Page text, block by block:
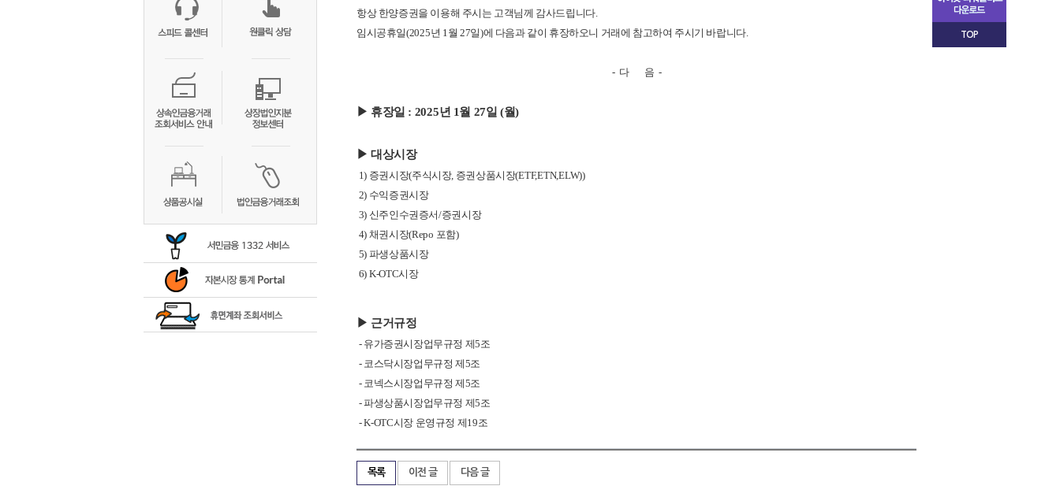
항상 한양증권을 이용해 주시는 고객님께 감사드립니다.
임시공휴일(2025년 1월 27일)에 다음과 같이 휴장하오니 거래에 참고하여 주시기 바랍니다.
- 다 음 -
▶ 휴장일 : 2025년 1월 27일(월)
▶ 대상시장
1) 증권시장(주식시장, 증권상품시장(ETF,ETN,ELW))
2) 수익증권시장
3) 신주인수권증서/증권시장
4) 채권시장(Repo 포함)
5) 파생상품시장
6) K-OTC시장
▶ 근거규정
- 유가증권시장업무규정 제5조
- 코스닥시장업무규정 제5조
- 코넥스시장업무규정 제5조
-파생상품시장업무규정 제5조
- K-OTC시장 운영규정 제19조
목록 이전 글 다음 글
TOP